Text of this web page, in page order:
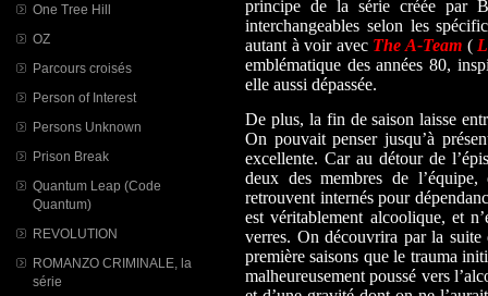
One Tree Hill
OZ
Parcours croisés
Person of Interest
Persons Unknown
Prison Break
Quantum Leap (Code
Quantum)
REVOLUTION
ROMANZO CRIMINALE, la
série
principe de la série créée par
interchangeables selon les
autant à voir avec The A-Team (
emblématique des années 80,
elle aussi dépassée.
De plus, la fin de saison laisse
On pouvait penser jusqu’à
excellente. Car au détour de
deux des membres de
retrouvent internés pour
est véritablement alcoolique, et
verres. On découvrira par la suite
première saisons que le trauma
malheureusement poussé vers